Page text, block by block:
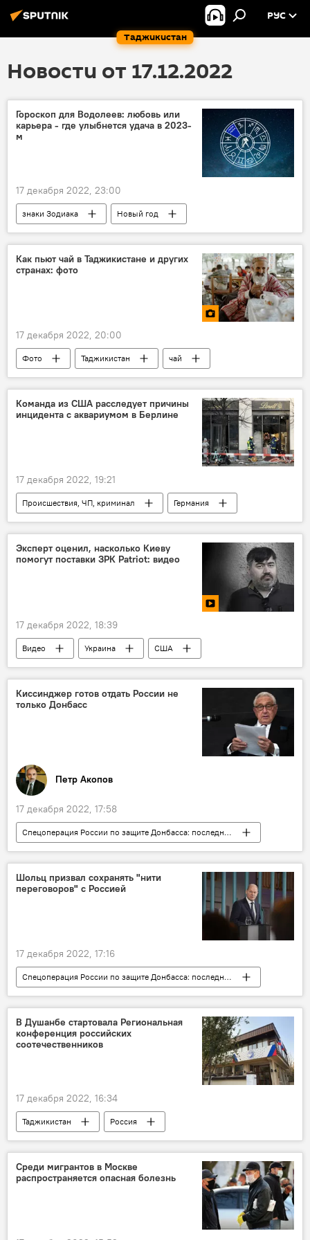
Таджикистан
РУС
Новости от 17.12.2022
Гороскоп для Водолеев: любовь или
карьера - где улыбнется удача в 2023-
м
17 декабря 2022, 23:00
знаки Зодиака
Новый год
Справки
Гороскопы и астрологические прогнозы для всех знаков зодиака на 2026 год
Как пьют чай в Таджикистане и других
странах: фото
17 декабря 2022, 20:00
Фото Таджикистан
чай
Общество
Команда из США расследует причины
инцидента с аквариумом в Берлине
17 декабря 2022, 19:21
Происшествия, ЧП, криминал
Германия
США
Эксперт оценил, насколько Киеву
помогут поставки ЗРК Patriot: видео
17 декабря 2022, 18:39
Видео Украина
США
Армия и вооружение
Киссинджер готов отдать России не
только Донбасс
Петр Акопов
17 декабря 2022, 17:58
Спецоперация России по защите Донбасса: последние новости
Колумнисты
Аналитика
Россия
Донбасс
Шольц призвал сохранять "нити
переговоров" с Россией
17 декабря 2022, 17:16
Спецоперация России по защите Донбасса: последние новости
Политика
Германия
Олаф Шольц
Россия
В Душанбе стартовала Региональная
конференция российских
соотечественников
17 декабря 2022, 16:34
Таджикистан
Россия
сотрудничество
Россотрудничество
соотечественники
Среди мигрантов в Москве
распространяется опасная болезнь